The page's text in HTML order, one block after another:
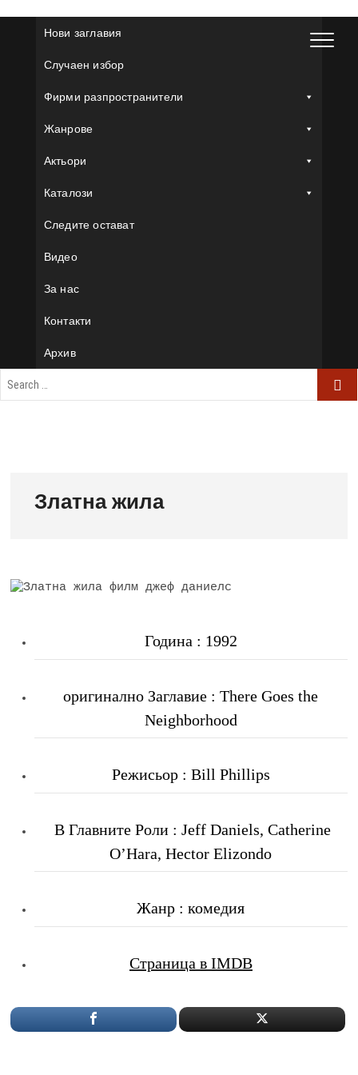
Нови заглавия
Случаен избор
Фирми разпространители
Жанрове
Актьори
Каталози
Следите остават
Видео
За нас
Контакти
Архив
Златна жила
Година : 1992
оригинално Заглавие : There Goes the
Neighborhood
Режисьор : Bill Phillips
В Главните Роли : Jeff Daniels, Catherine
O’Hara, Hector Elizondo
Жанр : комедия
Страница в IMDB